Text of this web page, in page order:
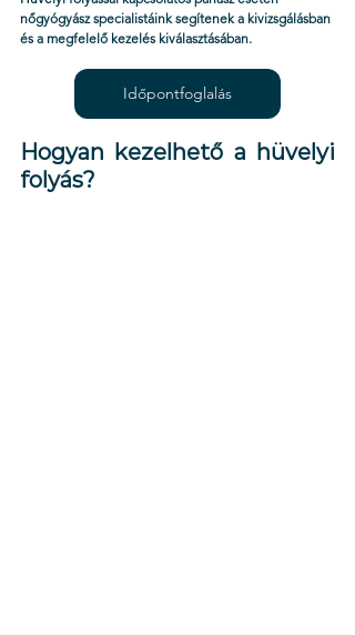
nőgyógyász specialistáink segítenek a kivizsgálásban
és a megfelelő kezelés kiválasztásában.
Időpontfoglalás
Hogyan kezelhető a hüvelyi
folyás?